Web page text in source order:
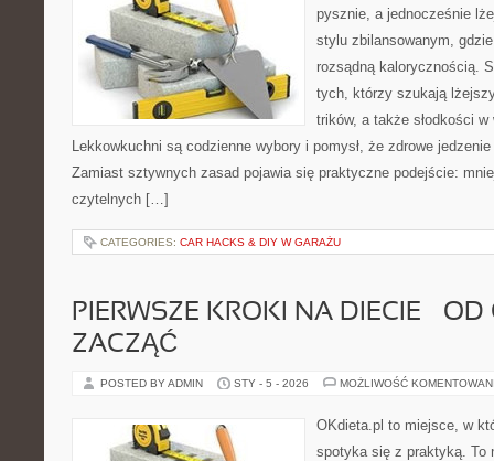
pysznie, a jednocześnie
stylu zbilansowanym,
rozsądną kalorycznością.
tych, którzy szukają
trików, a także słodkości
Lekkowkuchni są codzienne wybory i pomysł, że zdrowe
Zamiast sztywnych zasad pojawia się praktyczne podejście:
czytelnych […]
CATEGORIES: CAR HACKS & DIY W GARAŻU
PIERWSZE KROKI NA DIECIE – OD
ZACZĄĆ
POSTED BY ADMIN STY - 5 - 2026 MOŻLIWOŚĆ
OKdieta.pl to miejsce, w
spotyka się z praktyką. To